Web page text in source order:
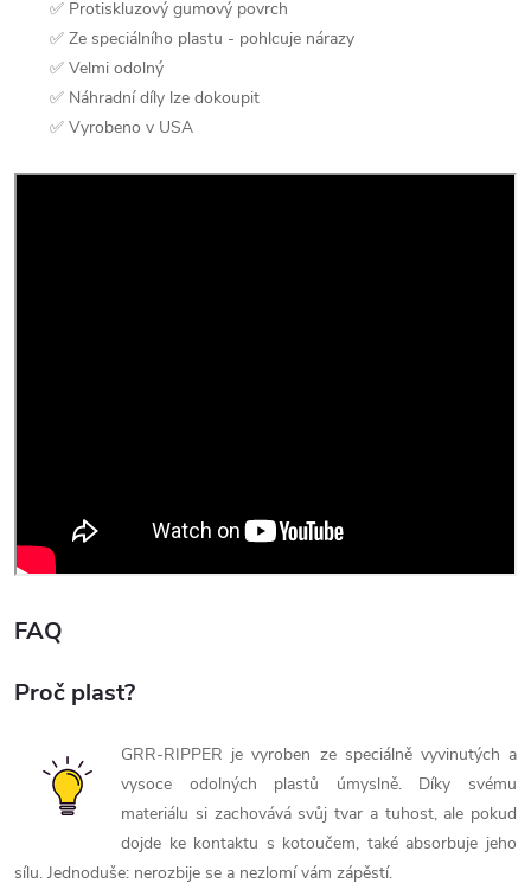
✅ Protiskluzový gumový povrch
✅ Ze speciálního plastu - pohlcuje nárazy
✅ Velmi odolný
✅ Náhradní díly lze dokoupit
✅ Vyrobeno v USA
FAQ
Proč plast?
GRR-RIPPER je vyroben ze speciálně vyvinutých a
vysoce odolných plastů úmyslně. Díky svému
materiálu si zachovává svůj tvar a tuhost, ale pokud
dojde ke kontaktu s kotoučem, také absorbuje jeho
sílu. Jednoduše: nerozbije se a nezlomí vám zápěstí.